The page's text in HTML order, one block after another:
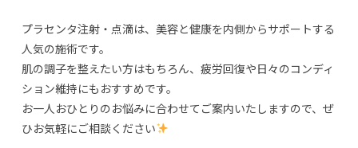
プラセンタ注射・点滴は、美容と健康を内側からサポートする
人気の施術です。
肌の調子を整えたい方はもちろん、疲労回復や日々のコンディ
ション維持にもおすすめです。
お一人おひとりのお悩みに合わせてご案内いたしますので、ぜ
ひお気軽にご相談ください